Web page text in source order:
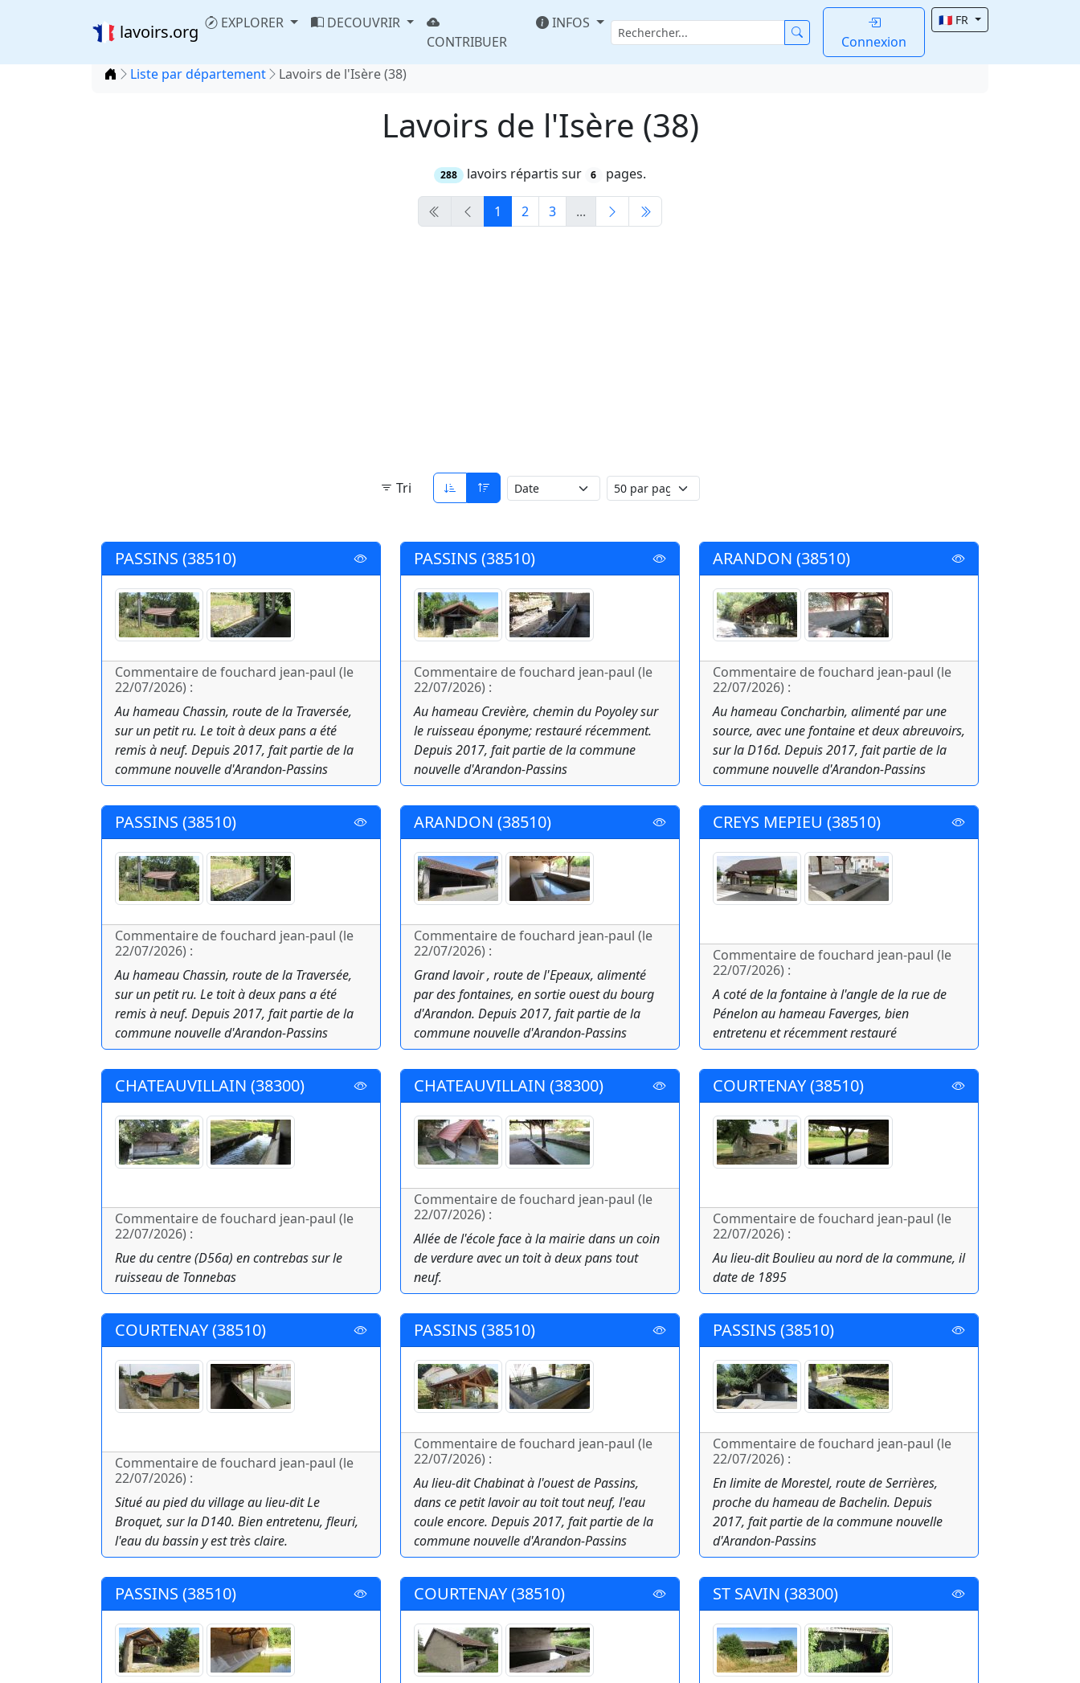
lavoirs.org EXPLORER
DECOUVRIR
CONTRIBUER
INFOS
Connexion
🇫🇷 FR
Accueil
Liste par département Lavoirs de l'Isère (38)
Lavoirs de l'Isère (38)
288 lavoirs répartis sur 6 pages.
1 2 3 ...
Tri
PASSINS (38510)
Commentaire de fouchard jean-paul (le
22/07/2026) :
Au hameau Chassin, route de la Traversée,
sur un petit ru. Le toit à deux pans a été
remis à neuf. Depuis 2017, fait partie de la
commune nouvelle d'Arandon-Passins
PASSINS (38510)
Commentaire de fouchard jean-paul (le
22/07/2026) :
Au hameau Crevière, chemin du Poyoley sur
le ruisseau éponyme; restauré récemment.
Depuis 2017, fait partie de la commune
nouvelle d'Arandon-Passins
ARANDON (38510)
Commentaire de fouchard jean-paul (le
22/07/2026) :
Au hameau Concharbin, alimenté par une
source, avec une fontaine et deux abreuvoirs,
sur la D16d. Depuis 2017, fait partie de la
commune nouvelle d'Arandon-Passins
PASSINS (38510)
Commentaire de fouchard jean-paul (le
22/07/2026) :
Au hameau Chassin, route de la Traversée,
sur un petit ru. Le toit à deux pans a été
remis à neuf. Depuis 2017, fait partie de la
commune nouvelle d'Arandon-Passins
ARANDON (38510)
Commentaire de fouchard jean-paul (le
22/07/2026) :
Grand lavoir , route de l'Epeaux, alimenté
par des fontaines, en sortie ouest du bourg
d'Arandon. Depuis 2017, fait partie de la
commune nouvelle d'Arandon-Passins
CREYS MEPIEU (38510)
Commentaire de fouchard jean-paul (le
22/07/2026) :
A coté de la fontaine à l'angle de la rue de
Pénelon au hameau Faverges, bien
entretenu et récemment restauré
CHATEAUVILLAIN (38300)
Commentaire de fouchard jean-paul (le
22/07/2026) :
Rue du centre (D56a) en contrebas sur le
ruisseau de Tonnebas
CHATEAUVILLAIN (38300)
Commentaire de fouchard jean-paul (le
22/07/2026) :
Allée de l'école face à la mairie dans un coin
de verdure avec un toit à deux pans tout
neuf.
COURTENAY (38510)
Commentaire de fouchard jean-paul (le
22/07/2026) :
Au lieu-dit Boulieu au nord de la commune, il
date de 1895
COURTENAY (38510)
Commentaire de fouchard jean-paul (le
22/07/2026) :
Situé au pied du village au lieu-dit Le
Broquet, sur la D140. Bien entretenu, fleuri,
l'eau du bassin y est très claire.
PASSINS (38510)
Commentaire de fouchard jean-paul (le
22/07/2026) :
Au lieu-dit Chabinat à l'ouest de Passins,
dans ce petit lavoir au toit tout neuf, l'eau
coule encore. Depuis 2017, fait partie de la
commune nouvelle d'Arandon-Passins
PASSINS (38510)
Commentaire de fouchard jean-paul (le
22/07/2026) :
En limite de Morestel, route de Serrières,
proche du hameau de Bachelin. Depuis
2017, fait partie de la commune nouvelle
d'Arandon-Passins
PASSINS (38510) COURTENAY (38510) ST SAVIN (38300)